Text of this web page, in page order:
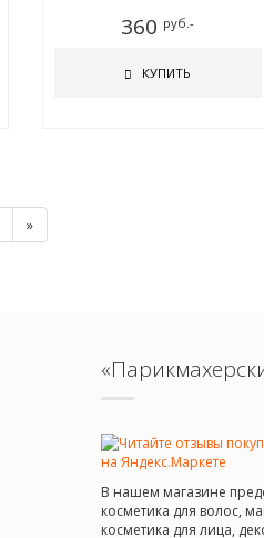
360 руб.-
КУПИТЬ
»
В нашем магазине
косметика для волос,
косметика для лица,